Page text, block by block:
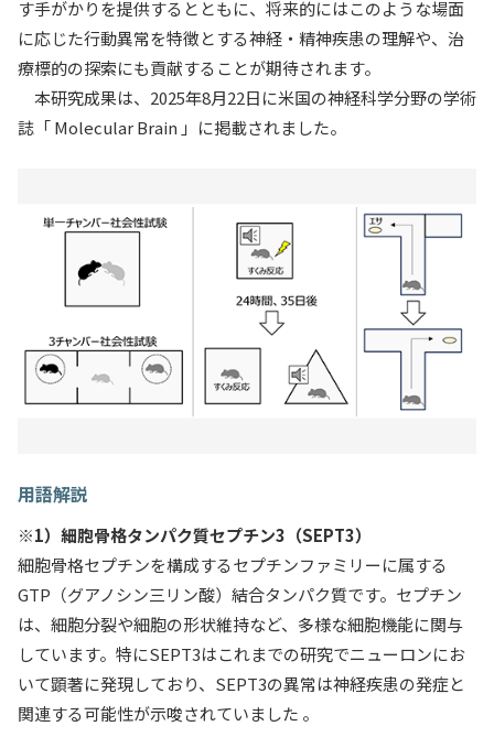
す手がかりを提供するとともに、将来的にはこのような場面
に応じた行動異常を特徴とする神経・精神疾患の理解や、治
療標的の探索にも貢献することが期待されます。
本研究成果は、2025年8月22日に米国の神経科学分野の学術
誌「 Molecular Brain 」に掲載されました。
用語解説
※1）細胞骨格タンパク質セプチン3（SEPT3）
細胞骨格セプチンを構成するセプチンファミリーに属する
GTP（グアノシン三リン酸）結合タンパク質です。セプチン
は、細胞分裂や細胞の形状維持など、多様な細胞機能に関与
しています。特にSEPT3はこれまでの研究でニューロンにお
いて顕著に発現しており、SEPT3の異常は神経疾患の発症と
関連する可能性が示唆されていました 。